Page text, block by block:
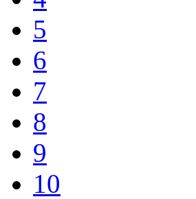
5
6
7
8
9
10